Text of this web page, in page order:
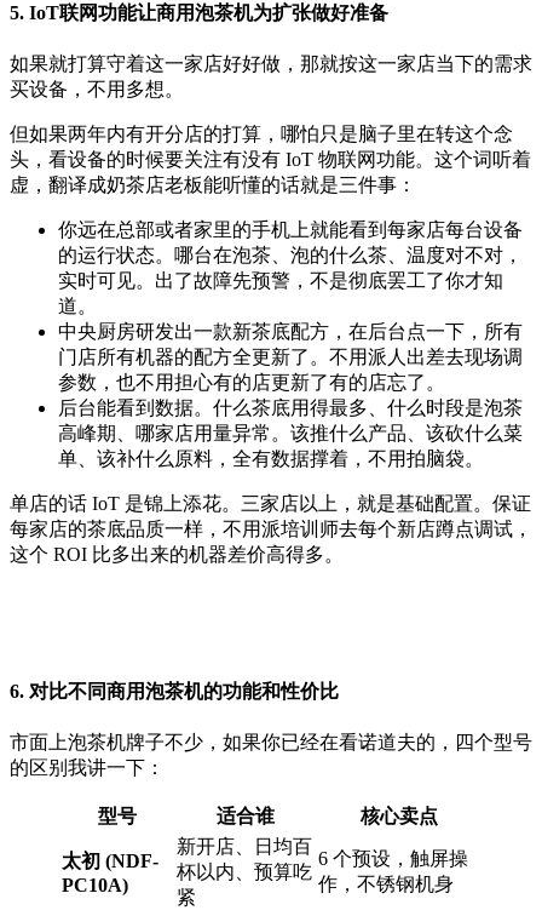
5. IoT联网功能让商用泡茶机为扩张做好准备
如果就打算守着这一家店好好做，那就按这一家店当下的需求
买设备，不用多想。
但如果两年内有开分店的打算，哪怕只是脑子里在转这个念
头，看设备的时候要关注有没有 IoT 物联网功能。这个词听着
虚，翻译成奶茶店老板能听懂的话就是三件事：
你远在总部或者家里的手机上就能看到每家店每台设备
的运行状态。哪台在泡茶、泡的什么茶、温度对不对，
实时可见。出了故障先预警，不是彻底罢工了你才知
道。
中央厨房研发出一款新茶底配方，在后台点一下，所有
门店所有机器的配方全更新了。不用派人出差去现场调
参数，也不用担心有的店更新了有的店忘了。
后台能看到数据。什么茶底用得最多、什么时段是泡茶
高峰期、哪家店用量异常。该推什么产品、该砍什么菜
单、该补什么原料，全有数据撑着，不用拍脑袋。
单店的话 IoT 是锦上添花。三家店以上，就是基础配置。保证
每家店的茶底品质一样，不用派培训师去每个新店蹲点调试，
这个 ROI 比多出来的机器差价高得多。
6. 对比不同商用泡茶机的功能和性价比
市面上泡茶机牌子不少，如果你已经在看诺道夫的，四个型号
的区别我讲一下：
型号 适合谁 核心卖点
太初 (NDF-
PC10A)
新开店、日均百
杯以内、预算吃
紧
6 个预设，触屏操
作，不锈钢机身